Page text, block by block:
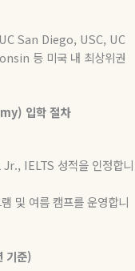
San Diego, USC, UC
등 미국 내 최상위권
입학절차
IELTS 성적을 인정합니
및 여름 캠프를 운영합니
기준)